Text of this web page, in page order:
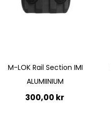
Quickview
M-LOK Rail Section IMI
ALUMIINIUM
300,00 kr